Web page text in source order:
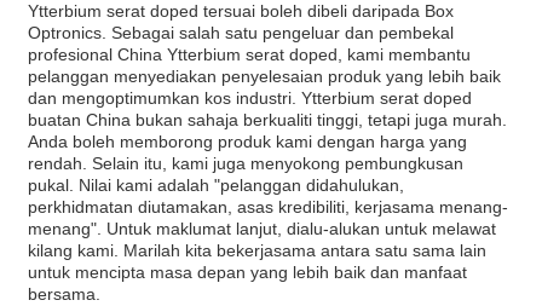
Ytterbium serat doped tersuai boleh dibeli daripada Box
Optronics. Sebagai salah satu pengeluar dan pembekal
profesional China Ytterbium serat doped, kami membantu
pelanggan menyediakan penyelesaian produk yang lebih baik
dan mengoptimumkan kos industri. Ytterbium serat doped
buatan China bukan sahaja berkualiti tinggi, tetapi juga murah.
Anda boleh memborong produk kami dengan harga yang
rendah. Selain itu, kami juga menyokong pembungkusan
pukal. Nilai kami adalah "pelanggan didahulukan,
perkhidmatan diutamakan, asas kredibiliti, kerjasama menang-
menang". Untuk maklumat lanjut, dialu-alukan untuk melawat
kilang kami. Marilah kita bekerjasama antara satu sama lain
untuk mencipta masa depan yang lebih baik dan manfaat
bersama.